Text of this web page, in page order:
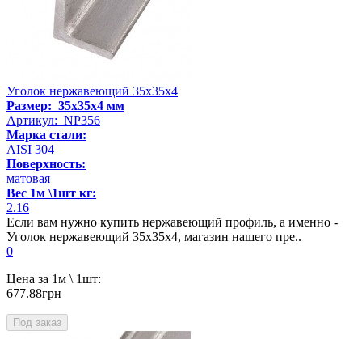
Уголок нержавеющий 35х35х4
Размер: 35х35х4 мм
Артикул: NP356
Марка стали:
AISI 304
Поверхность:
матовая
Вес 1м \1шт кг:
2.16
Если вам нужно купить нержавеющий профиль, а именно -
Уголок нержавеющий 35х35х4, магазин нашего пре..
0
Цена за 1м \ 1шт:
677.88грн
Под заказ